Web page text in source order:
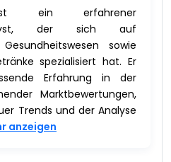
ein erfahrener
der sich auf
sowie
spezialisiert hat. Er
Erfahrung in der
Marktbewertungen,
Trends und der Analyse
anzeigen